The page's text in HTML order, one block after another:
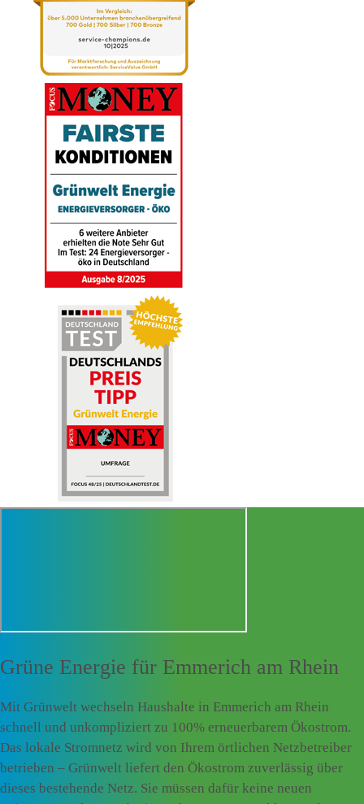
Grüne Energie für Emmerich am Rhein
Mit Grünwelt wechseln Haushalte in Emmerich am Rhein
schnell und unkompliziert zu 100% erneuerbarem Ökostrom.
Das lokale Stromnetz wird von Ihrem örtlichen Netzbetreiber
betrieben – Grünwelt liefert den Ökostrom zuverlässig über
dieses bestehende Netz. Sie müssen dafür keine neuen